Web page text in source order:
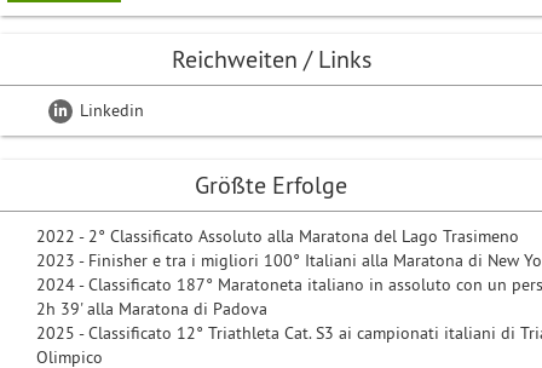
Reichweiten / Links
Linkedin
Größte Erfolge
2022 - 2° Classificato Assoluto alla Maratona del Lago Trasimeno
2023 - Finisher e tra i migliori 100° Italiani alla Maratona di New
2024 - Classificato 187° Maratoneta italiano in assoluto con un
2h 39' alla Maratona di Padova
2025 - Classificato 12° Triathleta Cat. S3 ai campionati italiani di
Olimpico